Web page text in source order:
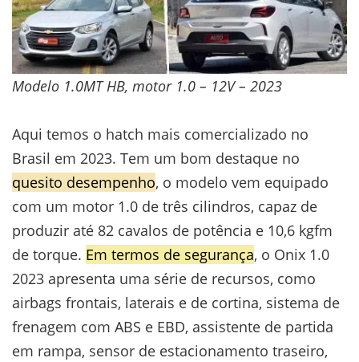
Modelo 1.0MT HB, motor 1.0 – 12V – 2023
Aqui temos o hatch mais comercializado no
Brasil em 2023. Tem um bom destaque no
quesito desempenho, o modelo vem equipado
com um motor 1.0 de três cilindros, capaz de
produzir até 82 cavalos de potência e 10,6 kgfm
de torque. Em termos de segurança, o Onix 1.0
2023 apresenta uma série de recursos, como
airbags frontais, laterais e de cortina, sistema de
frenagem com ABS e EBD, assistente de partida
em rampa, sensor de estacionamento traseiro,